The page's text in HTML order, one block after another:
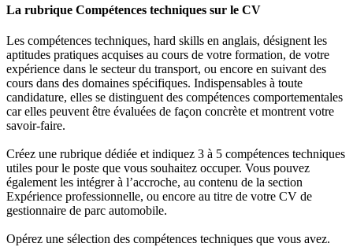
La rubrique Compétences techniques sur le CV
Les compétences techniques, hard skills en anglais, désignent les
aptitudes pratiques acquises au cours de votre formation, de votre
expérience dans le secteur du transport, ou encore en suivant des
cours dans des domaines spécifiques. Indispensables à toute
candidature, elles se distinguent des compétences comportementales
car elles peuvent être évaluées de façon concrète et montrent votre
savoir-faire.
Créez une rubrique dédiée et indiquez 3 à 5 compétences techniques
utiles pour le poste que vous souhaitez occuper. Vous pouvez
également les intégrer à l’accroche, au contenu de la section
Expérience professionnelle, ou encore au titre de votre CV de
gestionnaire de parc automobile.
Opérez une sélection des compétences techniques que vous avez.